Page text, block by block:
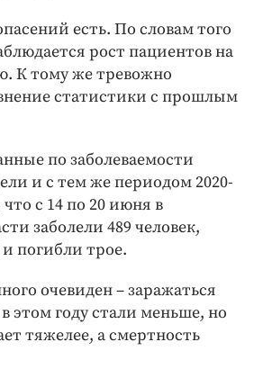
есть. По словам того
рост пациентов на
К тому же тревожно
статистики с прошлым
по заболеваемости
и с тем же периодом 2020-
с 14 по 20 июня в
заболели 489 человек,
погибли трое.
очевиден – заражаться
этом году стали меньше, но
тяжелее, а смертность